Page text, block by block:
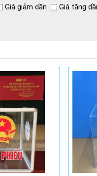
Giá giảm dần Giá tăng